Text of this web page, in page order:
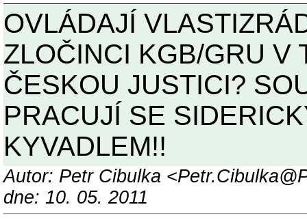
OVLÁDAJÍ
ZLOČINCI KGB/GRU V
ČESKOU JUSTICI?
PRACUJÍ SE
KYVADLEM!!
Autor: Petr Cibulka
dne: 10. 05. 2011